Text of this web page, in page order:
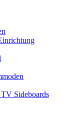
Sideboards